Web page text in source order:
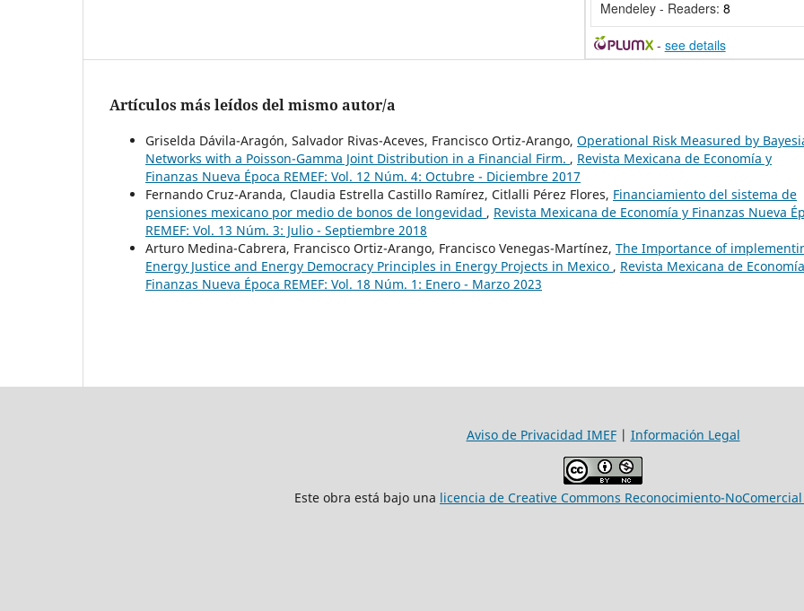
Mendeley - Readers: 8
- see details
Artículos más leídos del mismo autor/a
Griselda Dávila-Aragón, Salvador Rivas-Aceves, Francisco Ortiz-Arango, Operational Risk Measured by
Networks with a Poisson-Gamma Joint Distribution in a Financial Firm. , Revista Mexicana de Economía y
Finanzas Nueva Época REMEF: Vol. 12 Núm. 4: Octubre - Diciembre 2017
Fernando Cruz-Aranda, Claudia Estrella Castillo Ramírez, Citlalli Pérez Flores, Financiamiento del sistema de
pensiones mexicano por medio de bonos de longevidad , Revista Mexicana de Economía y Finanzas Nueva
REMEF: Vol. 13 Núm. 3: Julio - Septiembre 2018
Arturo Medina-Cabrera, Francisco Ortiz-Arango, Francisco Venegas-Martínez, The Importance of
Energy Justice and Energy Democracy Principles in Energy Projects in Mexico , Revista Mexicana de
Finanzas Nueva Época REMEF: Vol. 18 Núm. 1: Enero - Marzo 2023
Aviso de Privacidad IMEF| Información Legal
Este obra está bajo una licencia de Creative Commons Reconocimiento-